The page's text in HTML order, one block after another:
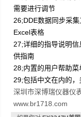
需要进行调节
26;DDE数据同步采
Excel表格
27;详细的指导说明
供指南
28;内置的用户帮助
29;包括中文在内的
深圳市深博瑞仪器
www.br1718.com